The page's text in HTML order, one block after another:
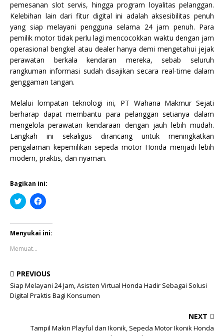
pemesanan slot servis, hingga program loyalitas pelanggan.
Kelebihan lain dari fitur digital ini adalah aksesibilitas penuh
yang siap melayani pengguna selama 24 jam penuh. Para
pemilik motor tidak perlu lagi mencocokkan waktu dengan jam
operasional bengkel atau dealer hanya demi mengetahui jejak
perawatan berkala kendaran mereka, sebab seluruh
rangkuman informasi sudah disajikan secara real-time dalam
genggaman tangan.
Melalui lompatan teknologi ini, PT Wahana Makmur Sejati
berharap dapat membantu para pelanggan setianya dalam
mengelola perawatan kendaraan dengan jauh lebih mudah.
Langkah ini sekaligus dirancang untuk meningkatkan
pengalaman kepemilikan sepeda motor Honda menjadi lebih
modern, praktis, dan nyaman.
Bagikan ini:
K
l
u
n
t
u
k
r
b
a
g
i
K
l
u
n
m
b
a
g
i
i
Menyukai ini:
Memuat...
PREVIOUS
Siap Melayani 24 Jam, Asisten Virtual Honda Hadir Sebagai Solusi
Digital Praktis Bagi Konsumen
NEXT
Tampil Makin Playful dan Ikonik, Sepeda Motor Ikonik Honda